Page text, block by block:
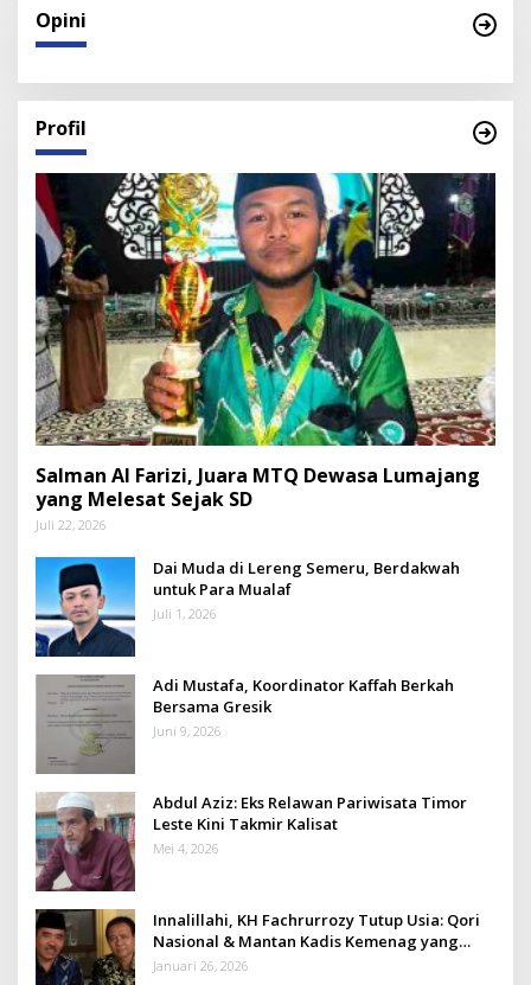
Opini
Profil
Salman Al Farizi, Juara MTQ Dewasa Lumajang
yang Melesat Sejak SD
Juli 22, 2026
Dai Muda di Lereng Semeru, Berdakwah
untuk Para Mualaf
Juli 1, 2026
Adi Mustafa, Koordinator Kaffah Berkah
Bersama Gresik
Juni 9, 2026
Abdul Aziz: Eks Relawan Pariwisata Timor
Leste Kini Takmir Kalisat
Mei 4, 2026
Innalillahi, KH Fachrurrozy Tutup Usia: Qori
Nasional & Mantan Kadis Kemenag yang
Penuh Teladan
Januari 26, 2026